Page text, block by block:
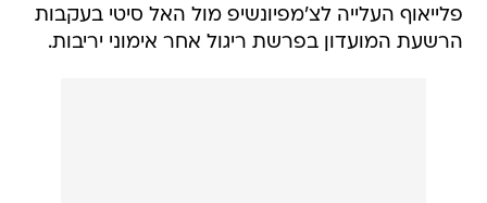
פלייאוף העלייה לצ'מפיונשיפ מול האל סיטי בעקבות
הרשעת המועדון בפרשת ריגול אחר אימוני יריבות.